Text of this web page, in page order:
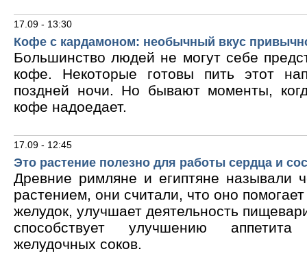
17.09 - 13:30
Кофе с кардамоном: необычный вкус
Большинство людей не могут себе
кофе. Некоторые готовы пить этот
поздней ночи. Но бывают моменты,
кофе надоедает.
17.09 - 12:45
Это растение полезно для работы сердца и
Древние римляне и египтяне называли
растением, они считали, что оно
желудок, улучшает деятельность
способствует улучшению
желудочных соков.